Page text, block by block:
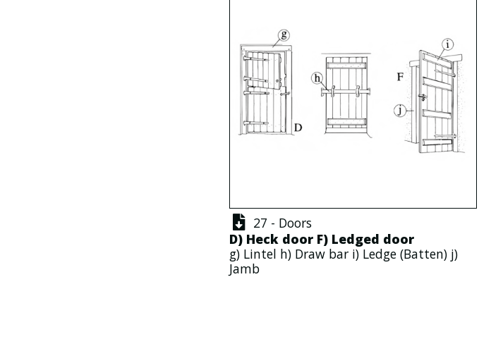
27 - Doors
D) Heck doorF) Ledged door
g) Lintel h) Draw bari) Ledge(Batten) j)
Jamb